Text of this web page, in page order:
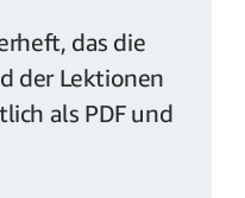
das die
der Lektionen
als PDF und